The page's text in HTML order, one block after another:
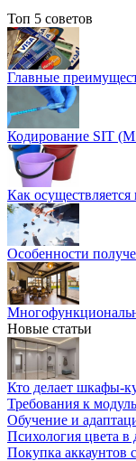
Топ 5 советов
Главные
Кодирование SIT
Как
Особенности
Новые статьи
Кто делает шкафы-
Требования к
Обучение и
Психология цвета в
Покупка аккаунтов